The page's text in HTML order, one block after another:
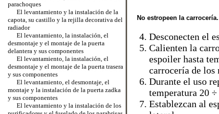
parachoques
El levantamiento y la instalación de la
capota, su castillo y la rejilla decorativa del
radiador
El levantamiento, la instalación, el
desmontaje y el montaje de la puerta
delantera y sus componentes
El levantamiento, la instalación, el
desmontaje y el montaje de la puerta trasera
y sus componentes
El levantamiento, el desmontaje, el
montaje y la instalación de la puerta zadka
y sus componentes
El levantamiento y la instalación de los
No estropeen la carrocería.
Desconecten el
Calienten la
espoiler hasta
carrocería de los
Durante el uso
temperatura 20
Establezcan al